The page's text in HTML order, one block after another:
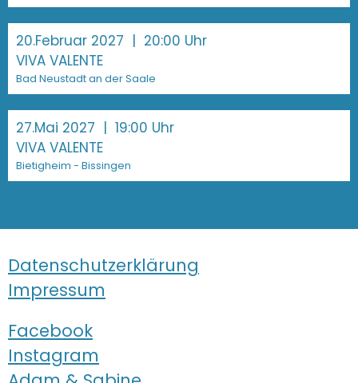
20.Februar 2027 | 20:00 Uhr
VIVA VALENTE
Bad Neustadt an der Saale
27.Mai 2027 | 19:00 Uhr
VIVA VALENTE
Bietigheim - Bissingen
Datenschutzerklärung
Impressum
Facebook
Instagram